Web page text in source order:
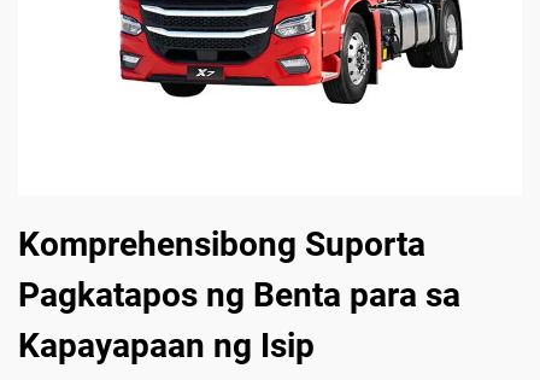
Komprehensibong Suporta
Pagkatapos ng Benta para sa
Kapayapaan ng Isip